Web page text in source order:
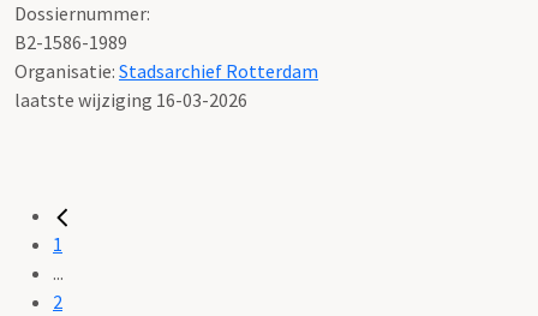
Dossiernummer:
B2-1586-1989
Organisatie: Stadsarchief Rotterdam
laatste wijziging 16-03-2026
1
...
2